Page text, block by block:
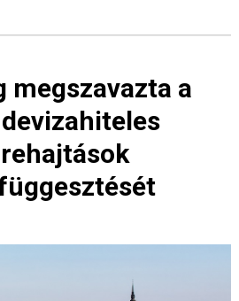
megszavazta a